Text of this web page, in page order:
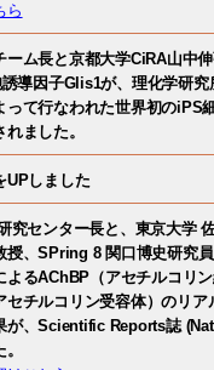
ら
ーム長と京都大学CiRA山中
導因子Glis1が、理化学研
って行なわれた世界初のiPS
ました。
UPしました
究センター長と、東京大学
授、SPring 8 関口博史研究
よるAChBP（アセチルコリ
セチルコリン受容体）のリ
が、Scientific Reports誌